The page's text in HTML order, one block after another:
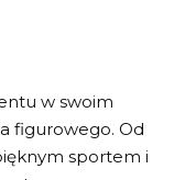
w swoim
figurowego. Od
sportem i